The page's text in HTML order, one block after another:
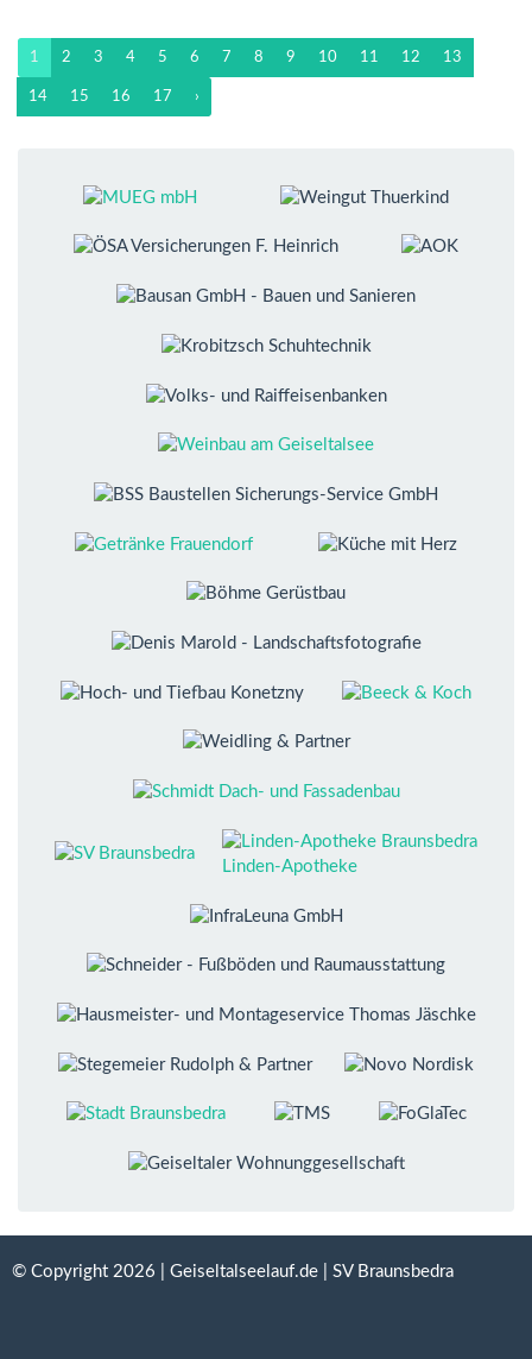
1 2 3 4 5 6 7 8 9 10 11 12 13
14 15 16 17 ›
Linden-Apotheke
© Copyright 2026 | Geiseltalseelauf.de | SV Braunsbedra